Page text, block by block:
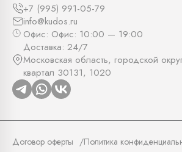
+7 (995) 991-05-79
info@kudos.ru
Офис: Офис: 10:00 — 19:00
Доставка: 24/7
Московская область, городской
квартал 30131, 1020
Договор оферты Политика